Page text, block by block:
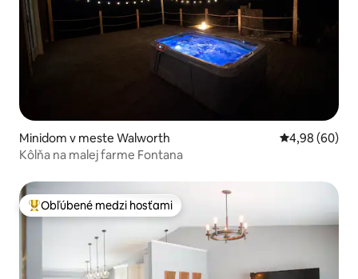
Minidom v meste Walworth Priemerné
4,98 (60)
Kôlňa na malej farme Fontana
Najobľúbenejšie medzi hosťami
Obľúbené medzi hosťami